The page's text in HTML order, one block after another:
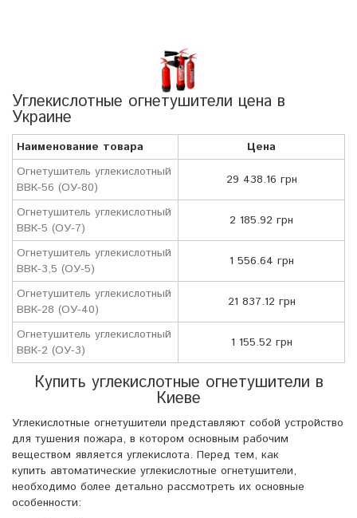
Углекислотные огнетушители цена в
Украине
Наименование товара
Цена
Огнетушитель углекислотный
ВВК-56 (ОУ-80)
29 438.16 грн
Огнетушитель углекислотный
ВВК-5 (ОУ-7)
2 185.92 грн
Огнетушитель углекислотный
ВВК-3,5 (ОУ-5)
1 556.64 грн
Огнетушитель углекислотный
ВВК-28 (ОУ-40)
21 837.12 грн
Огнетушитель углекислотный
ВВК-2 (ОУ-3)
1 155.52 грн
Купить углекислотные огнетушители в
Киеве
Углекислотные огнетушители представляют собой устройство
для тушения пожара, в котором основным рабочим
веществом является углекислота. Перед тем, как
купить автоматические углекислотные огнетушители,
необходимо более детально рассмотреть их основные
особенности: